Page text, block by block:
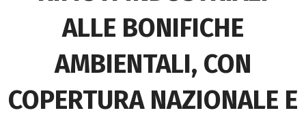
ALLE BONIFICHE
AMBIENTALI, CON
COPERTURA NAZIONALE E